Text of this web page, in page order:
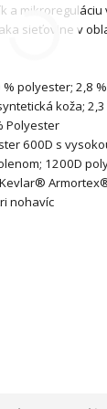
a mikroreguláciu
sieťovine v
polyester; 2,8
koža;
Polyester
600D s
1200D
nohavíc